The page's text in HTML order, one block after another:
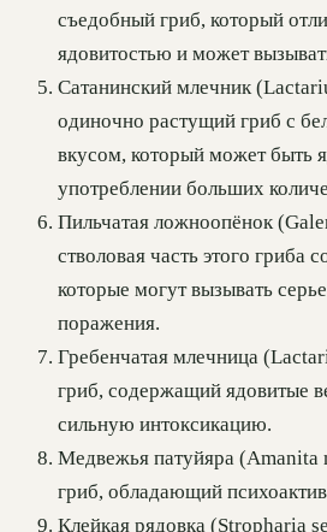
съедобный гриб, который
ядовитостью и может
Сатанинский млечник
одиночно растущий гриб с
вкусом, который может быть
употреблении больших
Пильчатая ложноопёнок
стволовая часть этого гриба
которые могут вызывать
поражения.
Гребенчатая млечница
гриб, содержащий ядовитые
сильную интоксикацию.
Медвежья патуйяра
гриб, обладающий
Клейкая рядовка (Stropharia